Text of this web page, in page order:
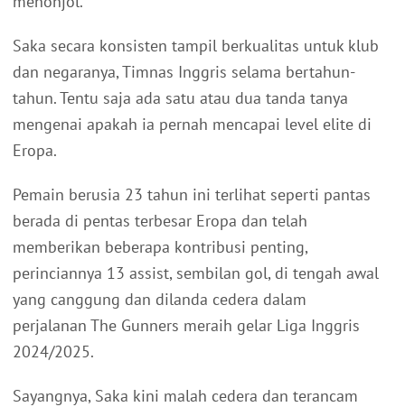
Saka secara konsisten tampil berkualitas untuk klub
dan negaranya, Timnas Inggris selama bertahun-
tahun. Tentu saja ada satu atau dua tanda tanya
mengenai apakah ia pernah mencapai level elite di
Eropa.
Pemain berusia 23 tahun ini terlihat seperti pantas
berada di pentas terbesar Eropa dan telah
memberikan beberapa kontribusi penting,
perinciannya 13 assist, sembilan gol, di tengah awal
yang canggung dan dilanda cedera dalam
perjalanan The Gunners meraih gelar Liga Inggris
2024/2025.
Sayangnya, Saka kini malah cedera dan terancam